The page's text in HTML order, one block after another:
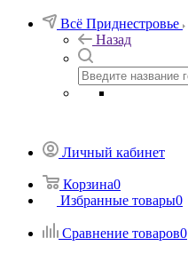
Всё Приднестровье
Назад
Личный кабинет
Корзина0
Избранные товары0
Сравнение товаров0